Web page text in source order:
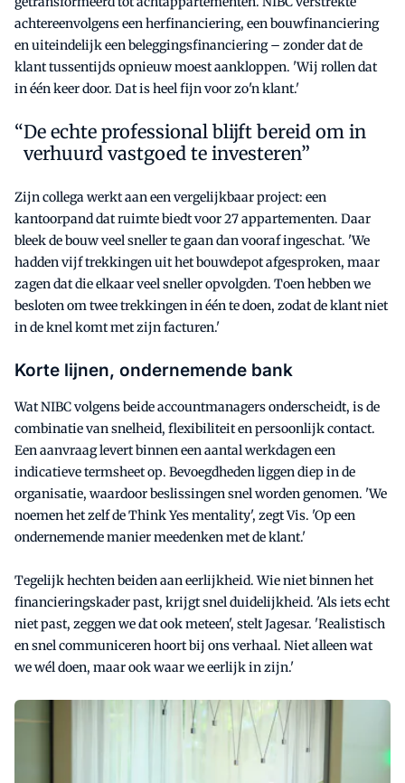
achtereenvolgens een herfinanciering, een bouwfinanciering
en uiteindelijk een beleggingsfinanciering – zonder dat de
klant tussentijds opnieuw moest aankloppen. 'Wij rollen dat
in één keer door. Dat is heel fijn voor zo'n klant.'
De echte professional blijft bereid om in
verhuurd vastgoed te investeren”
Zijn collega werkt aan een vergelijkbaar project: een
kantoorpand dat ruimte biedt voor 27 appartementen. Daar
bleek de bouw veel sneller te gaan dan vooraf ingeschat. 'We
hadden vijf trekkingen uit het bouwdepot afgesproken, maar
zagen dat die elkaar veel sneller opvolgden. Toen hebben we
besloten om twee trekkingen in één te doen, zodat de klant niet
in de knel komt met zijn facturen.'
Korte lijnen, ondernemende bank
Wat NIBC volgens beide accountmanagers onderscheidt, is de
combinatie van snelheid, flexibiliteit en persoonlijk contact.
Een aanvraag levert binnen een aantal werkdagen een
indicatieve termsheet op. Bevoegdheden liggen diep in de
organisatie, waardoor beslissingen snel worden genomen. 'We
noemen het zelf de Think Yes mentality', zegt Vis. 'Op een
ondernemende manier meedenken met de klant.'
Tegelijk hechten beiden aan eerlijkheid. Wie niet binnen het
financieringskader past, krijgt snel duidelijkheid. 'Als iets echt
niet past, zeggen we dat ook meteen', stelt Jagesar. 'Realistisch
en snel communiceren hoort bij ons verhaal. Niet alleen wat
we wél doen, maar ook waar we eerlijk in zijn.'